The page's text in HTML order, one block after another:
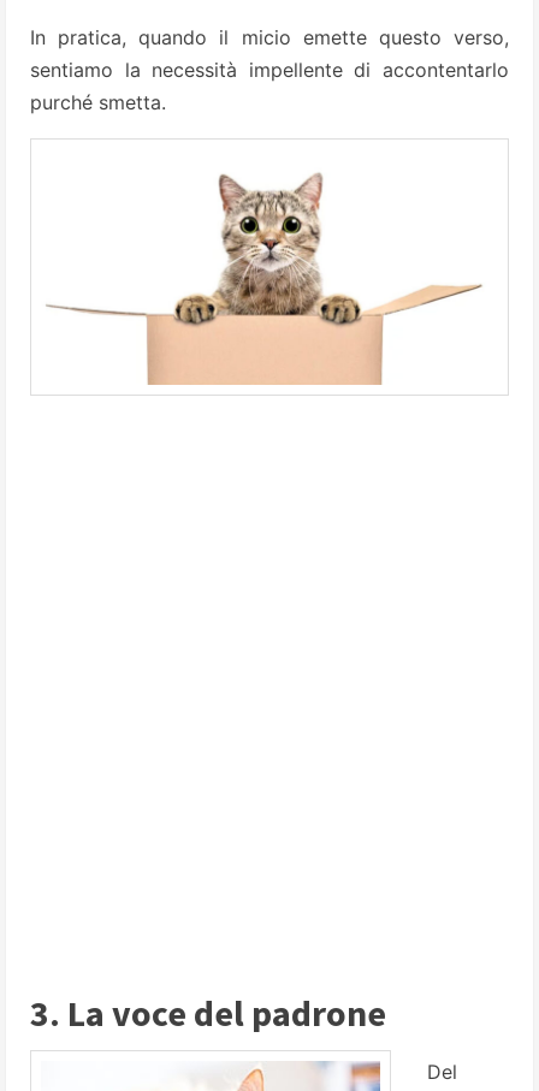
In pratica, quando il micio emette questo verso,
sentiamo la necessità impellente di accontentarlo
purché smetta.
3. La voce del padrone
Del